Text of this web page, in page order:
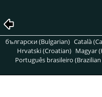
български (Bulgarian) Català
Hrvatski (Croatian) Magyar
Português brasileiro